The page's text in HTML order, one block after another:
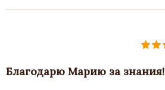
Благодарю Марию за знания!